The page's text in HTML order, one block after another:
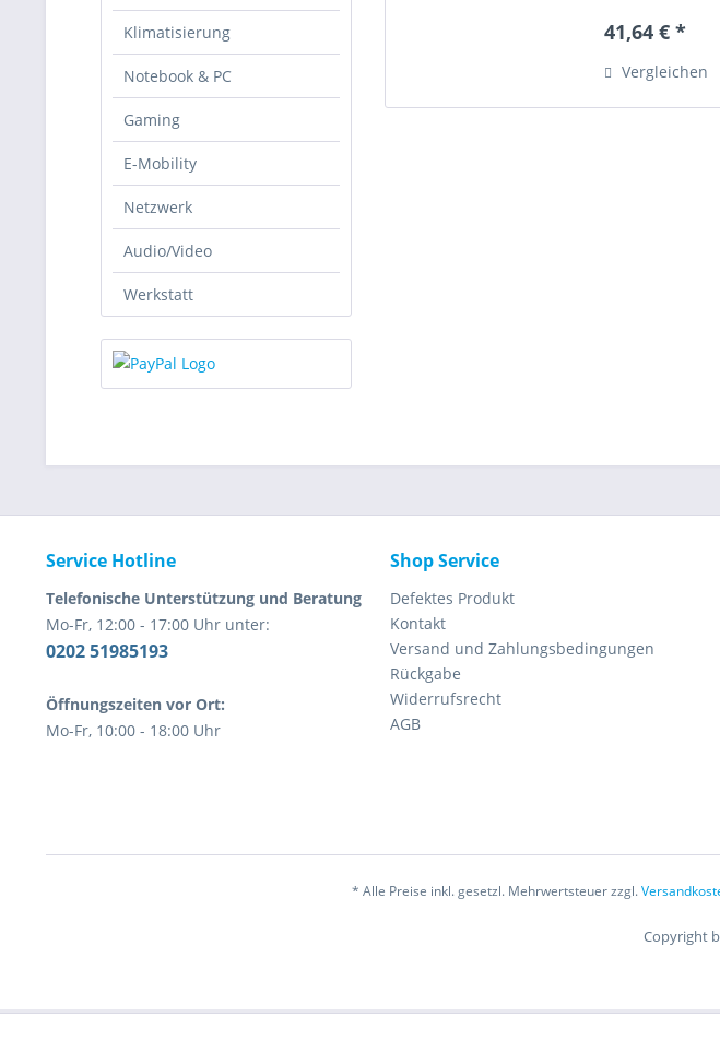
Klimatisierung
Notebook & PC
Gaming
E-Mobility
Netzwerk
Audio/Video
Werkstatt
41,64 € *
Vergleichen
Service Hotline
Telefonische Unterstützung und Beratung
Mo-Fr, 12:00 - 17:00 Uhr unter:
0202 51985193
Öffnungszeiten vor Ort:
Mo-Fr, 10:00 - 18:00 Uhr
Shop Service
Defektes Produkt
Kontakt
Versand und Zahlungsbedingungen
Rückgabe
Widerrufsrecht
AGB
* Alle Preise inkl. gesetzl. Mehrwertsteuer zzgl.
Copyright